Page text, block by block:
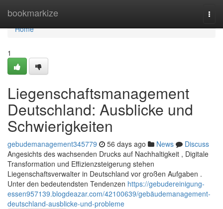
bookmarkize
Home
Home
1
Liegenschaftsmanagement
Deutschland: Ausblicke und
Schwierigkeiten
gebudemanagement345779 56 days ago News
Discuss
Angesichts des wachsenden Drucks auf Nachhaltigkeit , Digitale
Transformation und Effizienzsteigerung stehen
Liegenschaftsverwalter in Deutschland vor großen Aufgaben .
Unter den bedeutendsten Tendenzen https://gebudereinigung-
essen957139.blogdeazar.com/42100639/gebäudemanagement-
deutschland-ausblicke-und-probleme